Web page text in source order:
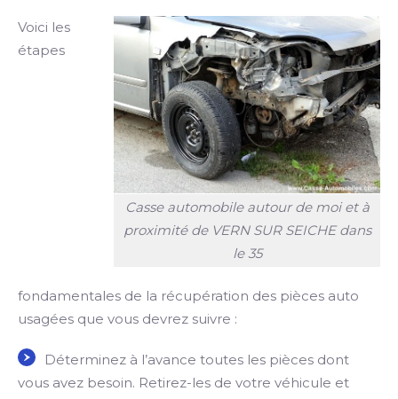
Casse automobile autour de moi et à
proximité de VERN SUR SEICHE dans
le 35
Voici les
étapes
fondamentales de la récupération des pièces auto
usagées que vous devrez suivre :
Déterminez à l’avance toutes les pièces dont
vous avez besoin. Retirez-les de votre véhicule et